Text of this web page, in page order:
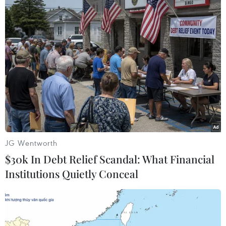
của Vinamilk, thể hiện sức cạnh tranh mạnh mẽ
trên mọi phương diện, đáp ứng đầy đủ các tiêu
chí để được xem là công ty niêm yết tốt nhất
theo tiêu chuẩn của Forbes trên toàn thế giới.
Thương hiệu quốc dân Vinamilk giữ vị trí số 1 Việt Nam và
JG Wentworth
$30k In Debt Relief Scandal: What Financial
Institutions Quietly Conceal